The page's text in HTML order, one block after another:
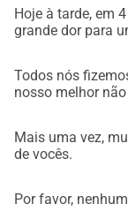
Hoje à tarde, em
grande dor para
Todos nós
nosso melhor
Mais uma vez,
de vocês.
Por favor,